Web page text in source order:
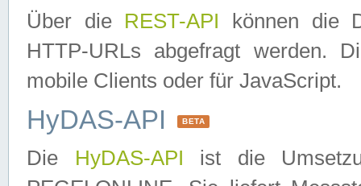
Über die REST-API können die
HTTP-URLs abgefragt werden.
mobile Clients oder für JavaScript.
HyDAS-API BETA
Die HyDAS-API ist die